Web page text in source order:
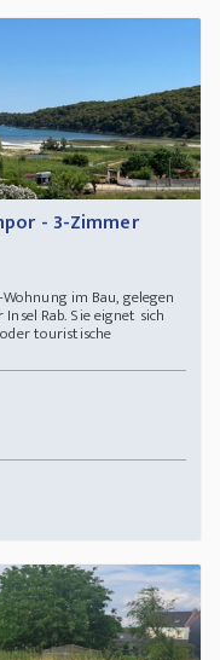
- 3-Zimmer
im Bau, gelegen
Rab. Sie eignet sich
touristische